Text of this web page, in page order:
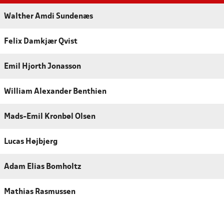
Walther Amdi Sundenæs
Felix Damkjær Qvist
Emil Hjorth Jonasson
William Alexander Benthien
Mads-Emil Kronbøl Olsen
Lucas Højbjerg
Adam Elias Bomholtz
Mathias Rasmussen